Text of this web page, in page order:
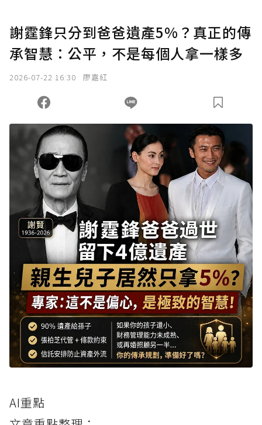
謝霆鋒只分到爸爸遺產5%？真正的傳
承智慧：公平，不是每個人拿一樣多
2026-07-22 16:30 廖嘉紅
AI重點